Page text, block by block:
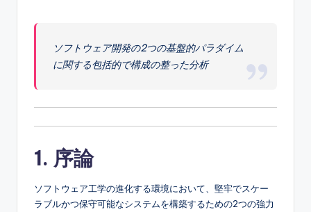
A
ソフトウェア開発の2つの基盤的パラダイム
に関する包括的で構成の整った分析
1. 序論
ソフトウェア工学の進化する環境において、堅牢でスケー
ラブルかつ保守可能なシステムを構築するための2つの強力